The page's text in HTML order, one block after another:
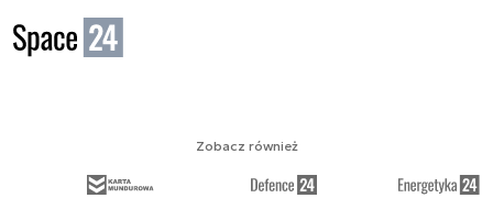
Zobacz również